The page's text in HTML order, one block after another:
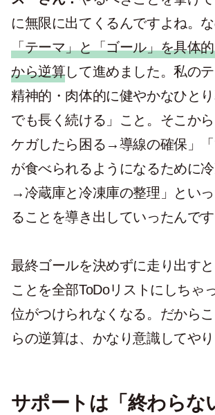
に無限に出てくるんですよね。
「テーマ」と「ゴール」を具体
から逆算して進めました。私の
精神的・肉体的に健やかなひと
でも長く続ける」こと。そこか
ケガしたら困る→導線の確保」
が食べられるようになるために
→冷蔵庫と冷凍庫の整理」とい
ることを導き出していったんです
最終ゴールを決めずに走り出す
ことを全部ToDoリストにしちゃ
位がつけられなくなる。だから
らの逆算は、かなり意識してやり
サポートは「終わらな